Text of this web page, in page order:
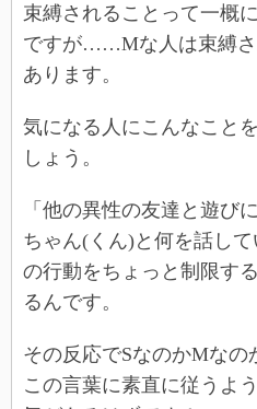
束縛されることって一概
ですが……Mな人は束縛
あります。
気になる人にこんなこと
しょう。
「他の異性の友達と遊び
ちゃん(くん)と何を話し
の行動をちょっと制限す
るんです。
その反応でSなのかMな
この言葉に素直に従うよ